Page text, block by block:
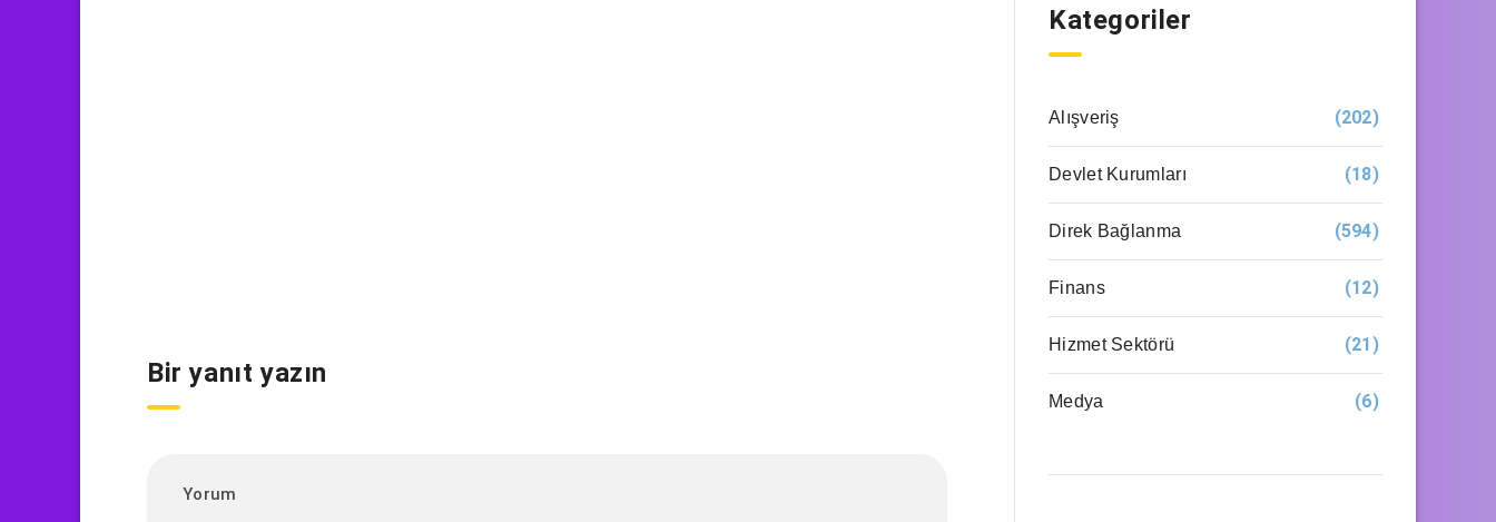
Bir yanıt yazın
Kategoriler
Alışveriş (202)
Devlet Kurumları (18)
Direk Bağlanma (594)
Finans (12)
Hizmet Sektörü (21)
Medya (6)